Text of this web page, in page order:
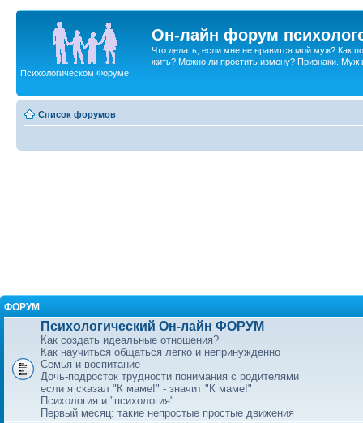
Он-лайн форум
Что делать, если мне не нравится мой муж? Как
жить? Можно ли простить измену? Признаки. Муж
Психологическом Форуме
Список форумов
ФОРУМ
Психологический Он-лайн ФОРУМ
Как создать идеальные отношения?
Как научиться общаться легко и непринужденно
Семья и воспитание
Дочь-подросток трудности понимания с родителями
если я сказал "К маме!" - значит "К маме!"
Психология и "психология"
Первый месяц: такие непростые простые движения